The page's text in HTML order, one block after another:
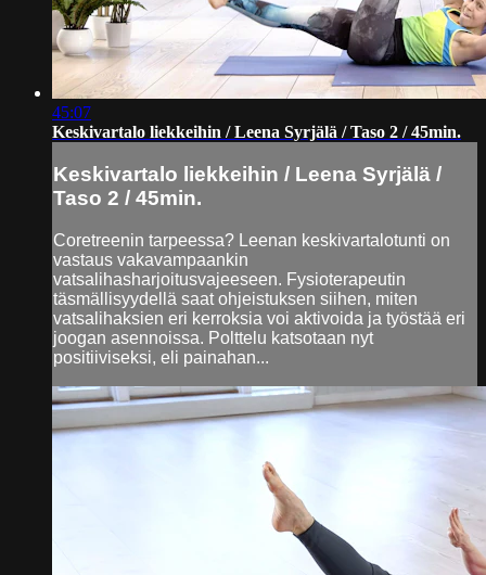
45:07
Keskivartalo liekkeihin / Leena Syrjälä / Taso 2 / 45min.
Keskivartalo liekkeihin / Leena Syrjälä /
Taso 2 / 45min.
Coretreenin tarpeessa? Leenan keskivartalotunti on
vastaus vakavampaankin
vatsalihasharjoitusvajeeseen. Fysioterapeutin
täsmällisyydellä saat ohjeistuksen siihen, miten
vatsalihaksien eri kerroksia voi aktivoida ja työstää eri
joogan asennoissa. Polttelu katsotaan nyt
positiiviseksi, eli painahan...